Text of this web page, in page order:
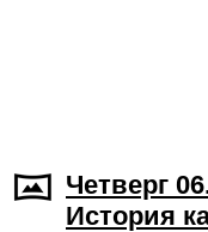
Четверг
История